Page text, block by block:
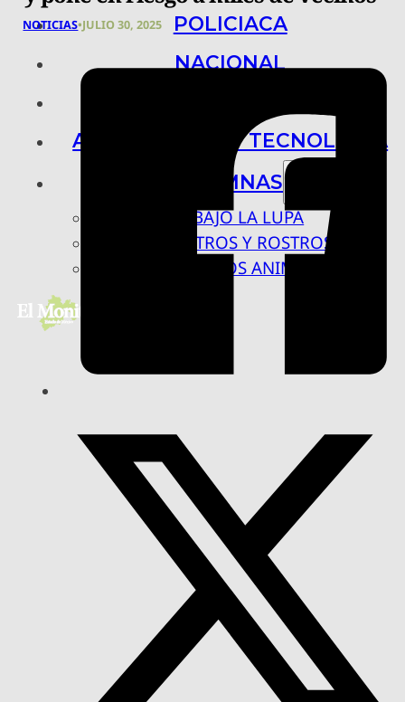
POLICIACA
NACIONAL
ARTE, CIENCIA Y TECNOLOGÍA
COLUMNAS
BAJO LA LUPA
RASTROS Y ROSTROS
VÍNCULOS ANIMALES
NOTICIAS•JULIO 30, 2025